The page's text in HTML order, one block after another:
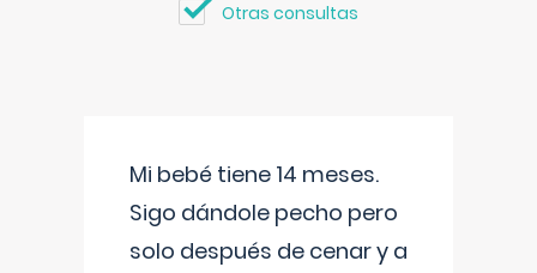
Otras consultas
Mi bebé tiene 14 meses.
Sigo dándole pecho pero
solo después de cenar y a